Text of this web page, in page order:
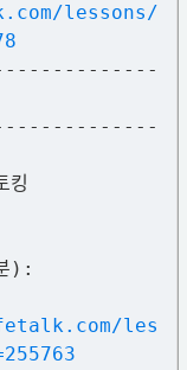
lessons/
킹
):
les